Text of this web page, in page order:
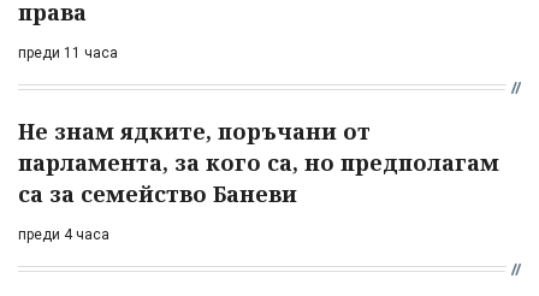
права
преди 11 часа
Не знам ядките, поръчани от
парламента, за кого са, но предполагам
са за семейство Баневи
преди 4 часа